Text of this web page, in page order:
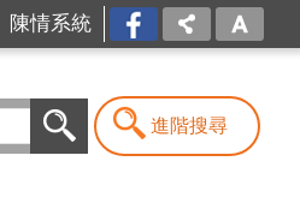
陳情系統 FB
進階搜尋